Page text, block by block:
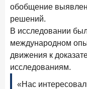
Рассылка
Итоги недели, наша
на банковском рынке
обобщение
решений.
В исследовании
международном
движения к
исследованиям.
«Нас